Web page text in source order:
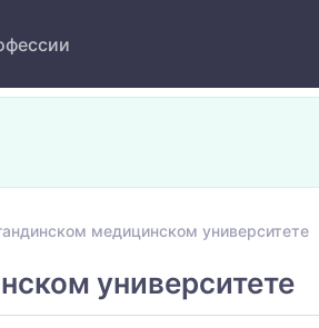
медицинском университете
университете